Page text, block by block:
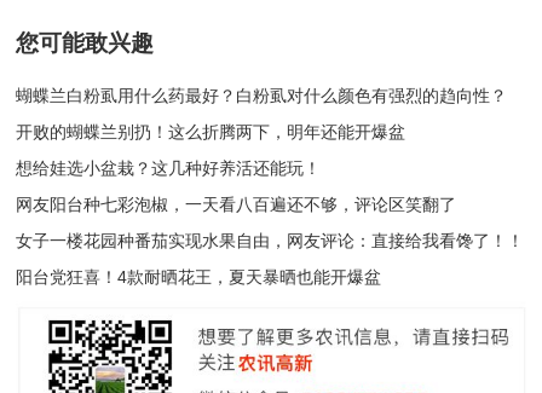
您可能敢兴趣
蝴蝶兰白粉虱用什么药最好？白粉虱对什么颜色有强烈的趋向性？
开败的蝴蝶兰别扔！这么折腾两下，明年还能开爆盆
想给娃选小盆栽？这几种好养活还能玩！
网友阳台种七彩泡椒，一天看八百遍还不够，评论区笑翻了
女子一楼花园种番茄实现水果自由，网友评论：直接给我看馋了！！
阳台党狂喜！4款耐晒花王，夏天暴晒也能开爆盆